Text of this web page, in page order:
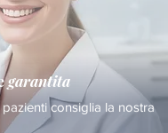
garantita
consiglia la nostra